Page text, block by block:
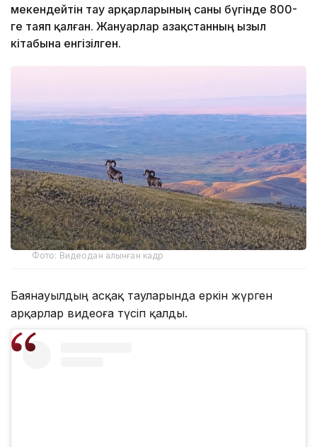
мекендейтін тау арқарларының саны бүгінде 800-
ге таяп қалған. Жануарлар Қазақстанның Қызыл
кітабына енгізілген.
Фото: Видеодан алынған кадр
Баянауылдың асқақ тауларында еркін жүрген
арқарлар видеоға түсіп қалды.